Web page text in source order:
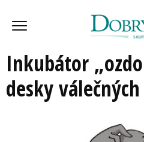
Inkubátor
desky